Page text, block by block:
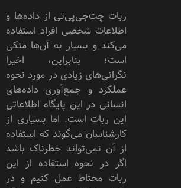
ربات چت‌جی‌پی‌تی از داده‌ها و
اطلاعات شخصی افراد استفاده
می‌کند و بسیار به ‌آن‌ها متکی
است؛ بنابراین، اخیرا
نگرانی‌های زیادی در مورد نحوه
عملکرد و جمع‌آوری داده‌های
انسانی در این پایگاه اطلاعاتی
این ربات است. اما بسیاری از
کارشناسان می‌گوند که استفاده
از آن نمی‌تواند خطرناک باشد
اگر در نحوه استفاده از این
ربات محتاط عمل کنیم و در